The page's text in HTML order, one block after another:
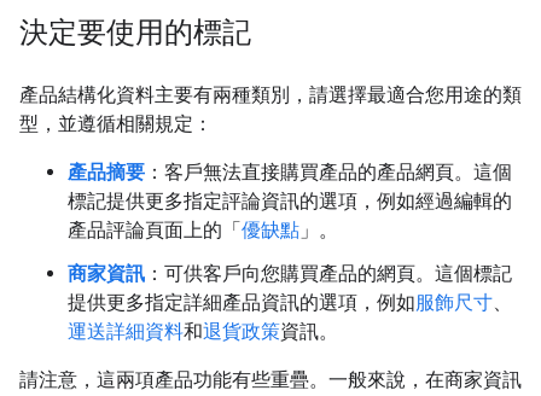
決定要使用的標記
產品結構化資料主要有兩種類別，請選擇最適合您用途的類
型，並遵循相關規定：
產品摘要 ：客戶無法直接購買產品的產品網頁。這個
標記提供更多指定評論資訊的選項，例如經過編輯的
產品評論頁面上的「優缺點 」。
商家資訊 ：可供客戶向您購買產品的網頁。這個標記
提供更多指定詳細產品資訊的選項，例如服飾尺寸、
運送詳細資料和退貨政策資訊。
請注意，這兩項產品功能有些重疊。一般來說，在商家資訊